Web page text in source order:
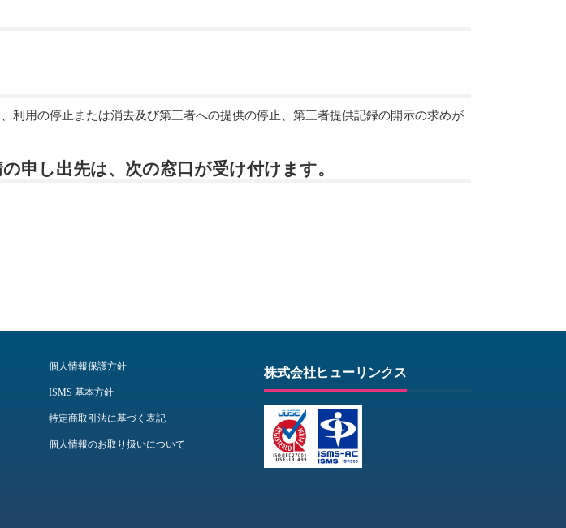
利用の停止または消去及び第三者への提供の停止、第三者提供記録の開示の求めが
申し出先は、次の窓口が受け付けます。
個人情報保護方針
ISMS 基本方針
特定商取引法に基づく表記
個人情報のお取り扱いについて
株式会社ヒューリンクス